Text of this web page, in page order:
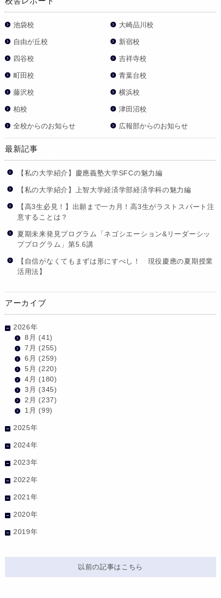
池袋校 大崎品川校
自由が丘校 新宿校
四谷校 吉祥寺校
町田校 青葉台校
藤沢校 横浜校
柏校 津田沼校
全校からのお知らせ 広報部からのお知らせ
最新記事
【私の大学紹介】慶應義塾大学SFCの魅力編
【私の大学紹介】上智大学経済学部経済学科の魅力編
【高3生必見！】出願まで一カ月！高3生がラストスパート注
意することは？
夏期未来発見プログラム「ネゴシエーション&リーダーシッ
ププログラム」第5.6講
【自信がなくてもまずは形にすべし！ 現役慶應の夏期授業
活用法】
アーカイブ
2026年
8月 (41)
7月 (255)
6月 (259)
5月 (220)
4月 (180)
3月 (345)
2月 (237)
1月 (99)
2025年
2024年
2023年
2022年
2021年
2020年
2019年
以前の記事はこちら